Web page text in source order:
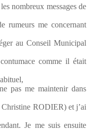
nombreux messages de
rumeurs me concernant
au Conseil Municipal
comme il était
pas me maintenir dans
RODIER) et j’ai
Je me suis ensuite